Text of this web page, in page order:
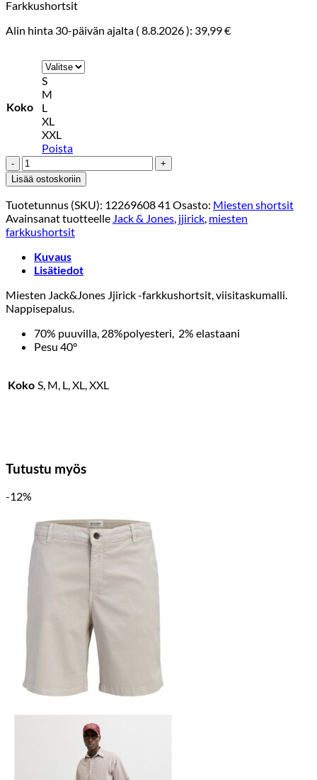
Farkkushortsit
Alin hinta 30-päivän ajalta ( 8.8.2026): 39,99€
Koko
S
M
L
XL
XXL
Poista
JACK&JONES
JJRICK
JJFOX
SHORTS
CB
310
Vaaleansininen
määrä
Lisää ostoskoriin
Tuotetunnus (SKU): 12269608 41 Osasto: Miesten shortsit
Avainsanat tuotteelle Jack & Jones, jjirick, miesten
farkkushortsit
Kuvaus
Lisätiedot
Miesten Jack&Jones Jjirick -farkkushortsit, viisitaskumalli.
Nappisepalus.
70% puuvilla, 28%polyesteri, 2% elastaani
Pesu 40°
Koko S, M, L, XL, XXL
Tutustu myös
-12%